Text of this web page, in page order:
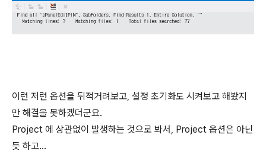
이런 저런 옵션을 뒤적거려보고, 설정 초기화도 시켜보고 해봤지
만 해결을 못하겠더군요.
Project 에 상관없이 발생하는 것으로 봐서, Project 옵션은 아닌
듯 하고...